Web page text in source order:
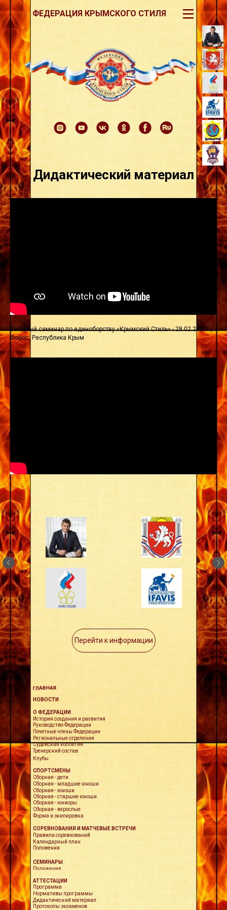
ФЕДЕРАЦИЯ КРЫМСКОГО СТИЛЯ III
Дидактический материал
Вводный семинар по единоборству «Крымский Стиль» - 28.02.2021г.,
Форос, Республика Крым
Перейти к информации
ГЛАВНАЯ
История создания и развития
СОРЕВНОВАНИЯ И МАТЧЕВЫЕ ВСТРЕЧИ
Сборная - дети
Правила соревнований
НОВОСТИ
О ФЕДЕРАЦИИ
СПОРТСМЕНЫ
СЕМИНАРЫ
Положения
АТТЕСТАЦИИ
Программа
Судейская коллегия
Почетные члены Федерации
Руководство Федерации
Тренерский состав
Клубы
Региональные отделения
Сборная - юниоры
Форма и экипировка
Сборная - старшие юноши
Сборная - юноши
Сборная - взрослые
Сборная - младшие юноши
Календарный план
Дидактический материал
Нормативы программы
Протоколы экзаменов
Положения